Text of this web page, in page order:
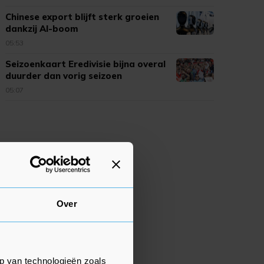
Over
van technologieën zoals
Chinese export blijft sterk groeien
dankzij AI-boom
05:53
Seizoenkaart Eredivisie bijna overal
duurder dan vorig seizoen
05:07